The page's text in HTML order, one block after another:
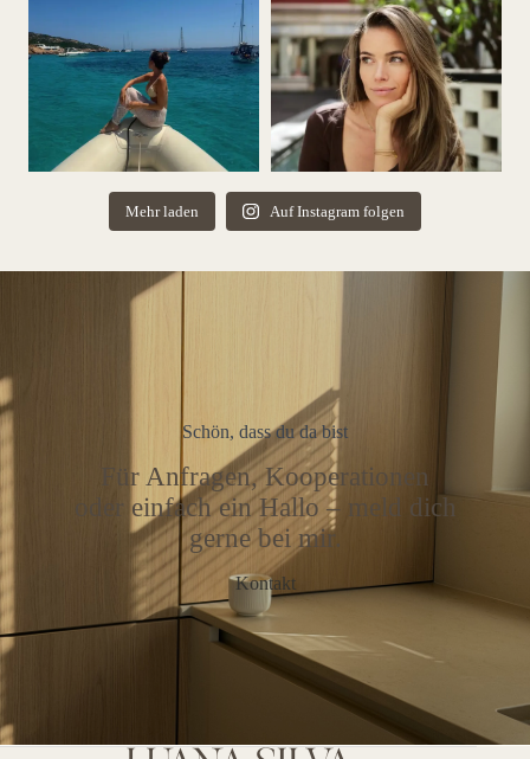
Mehr laden Auf Instagram folgen
Schön, dass du da bist
Für Anfragen, Kooperationen
oder einfach ein Hallo – meld dich
gerne bei mir.
Kontakt